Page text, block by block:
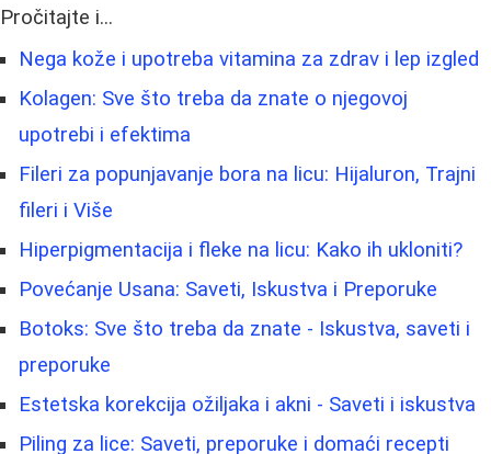
Pročitajte i...
Nega kože i upotreba vitamina za zdrav i lep izgled
Kolagen: Sve što treba da znate o njegovoj
upotrebi i efektima
Fileri za popunjavanje bora na licu: Hijaluron, Trajni
fileri i Više
Hiperpigmentacija i fleke na licu: Kako ih ukloniti?
Povećanje Usana: Saveti, Iskustva i Preporuke
Botoks: Sve što treba da znate - Iskustva, saveti i
preporuke
Estetska korekcija ožiljaka i akni - Saveti i iskustva
Piling za lice: Saveti, preporuke i domaći recepti